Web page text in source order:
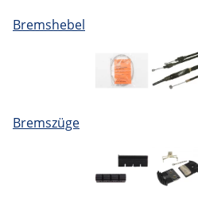
Bremshebel
Bremszüge